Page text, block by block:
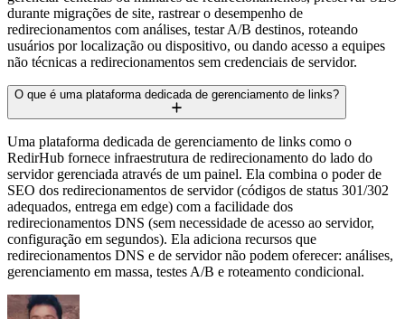
durante migrações de site, rastrear o desempenho de
redirecionamentos com análises, testar A/B destinos, roteando
usuários por localização ou dispositivo, ou dando acesso a equipes
não técnicas a redirecionamentos sem credenciais de servidor.
O que é uma plataforma dedicada de gerenciamento de links?
Uma plataforma dedicada de gerenciamento de links como o
RedirHub fornece infraestrutura de redirecionamento do lado do
servidor gerenciada através de um painel. Ela combina o poder de
SEO dos redirecionamentos de servidor (códigos de status 301/302
adequados, entrega em edge) com a facilidade dos
redirecionamentos DNS (sem necessidade de acesso ao servidor,
configuração em segundos). Ela adiciona recursos que
redirecionamentos DNS e de servidor não podem oferecer: análises,
gerenciamento em massa, testes A/B e roteamento condicional.